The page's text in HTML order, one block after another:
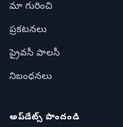
మా గురించి
ప్రకటనలు
ప్రైవసీ పాలసీ
నిబంధనలు
అప్‌డేట్స్ పొందండి